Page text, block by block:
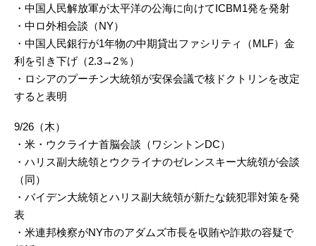
・中国人民解放軍が太平洋の公海に向けてICBM1発を発射
・中ロ外相会談（NY）
・中国人民銀行が1年物の中期貸出ファシリティ（MLF）金
利を引き下げ（2.3→2％）
・ロシアのプーチン大統領が安保会議で核ドクトリンを改定
すると表明
9/26（木）
・米・ウクライナ首脳会談（ワシントンDC）
・ハリス副大統領とウクライナのゼレンスキー大統領が会談
（同）
・バイデン大統領とハリス副大統領が新たな銃犯罪対策を発
表
・米連邦検察がNY市のアダムズ市長を収賄や詐欺の容疑で